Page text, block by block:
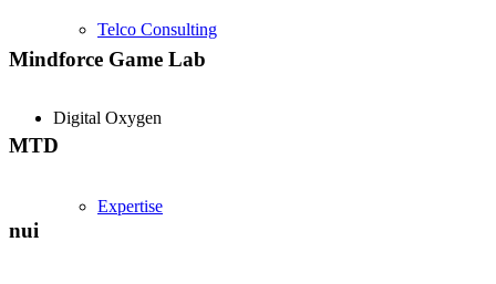
Telco Consulting
Digital Oxygen
Expertise
Mindforce Game Lab
MTD
nui